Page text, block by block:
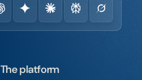
The platform